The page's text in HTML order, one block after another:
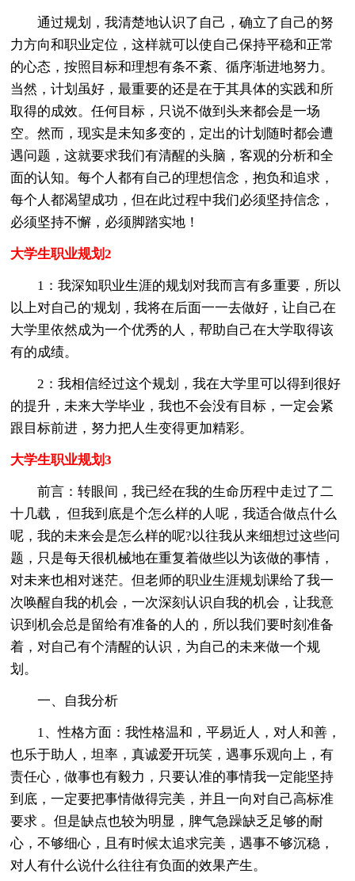
通过规划，我清楚地认识了自己，确立了自己的努
力方向和职业定位，这样就可以使自己保持平稳和正常
的心态，按照目标和理想有条不紊、循序渐进地努力。
当然，计划虽好，最重要的还是在于其具体的实践和所
取得的成效。任何目标，只说不做到头来都会是一场
空。然而，现实是未知多变的，定出的计划随时都会遭
遇问题，这就要求我们有清醒的头脑，客观的分析和全
面的认知。每个人都有自己的理想信念，抱负和追求，
每个人都渴望成功，但在此过程中我们必须坚持信念，
必须坚持不懈，必须脚踏实地！
大学生职业规划2
1：我深知职业生涯的规划对我而言有多重要，所以
以上对自己的'规划，我将在后面一一去做好，让自己在
大学里依然成为一个优秀的人，帮助自己在大学取得该
有的成绩。
2：我相信经过这个规划，我在大学里可以得到很好
的提升，未来大学毕业，我也不会没有目标，一定会紧
跟目标前进，努力把人生变得更加精彩。
大学生职业规划3
前言：转眼间，我已经在我的生命历程中走过了二
十几载， 但我到底是个怎么样的人呢，我适合做点什么
呢，我的未来会是怎么样的呢?以往我从来细想过这些问
题，只是每天很机械地在重复着做些以为该做的事情，
对未来也相对迷茫。但老师的职业生涯规划课给了我一
次唤醒自我的机会，一次深刻认识自我的机会，让我意
识到机会总是留给有准备的人的，所以我们要时刻准备
着，对自己有个清醒的认识，为自己的未来做一个规
划。
一、自我分析
1、性格方面：我性格温和，平易近人，对人和善，
也乐于助人，坦率，真诚爱开玩笑，遇事乐观向上，有
责任心，做事也有毅力，只要认准的事情我一定能坚持
到底，一定要把事情做得完美，并且一向对自己高标准
要求 。但是缺点也较为明显，脾气急躁缺乏足够的耐
心，不够细心，且有时候太追求完美，遇事不够沉稳，
对人有什么说什么往往有负面的效果产生。